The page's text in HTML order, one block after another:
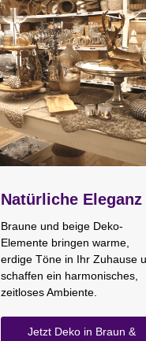
Natürliche Eleganz
Braune und beige Deko-
Elemente bringen warme,
erdige Töne in Ihr Zuhause
schaffen ein harmonisches,
zeitloses Ambiente.
Jetzt Deko in Braun &